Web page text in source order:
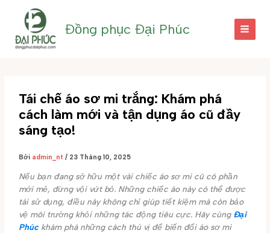
dung
Đồng phục Đại Phúc
Tái chế áo sơ mi trắng: Khám phá
cách làm mới và tận dụng áo cũ đầy
sáng tạo!
Bởi admin_nt/ 23 Tháng 10, 2025
Nếu bạn đang sở hữu một vài chiếc áo sơ mi cũ có phần
mới mẻ, đừng vội vứt bỏ. Những chiếc áo này có thể được
tái sử dụng, điều này không chỉ giúp tiết kiệm mà còn bảo
vệ môi trường khỏi những tác động tiêu cực. Hãy cùng Đại
Phúc khám phá những cách thú vị để biến đổi áo sơ mi